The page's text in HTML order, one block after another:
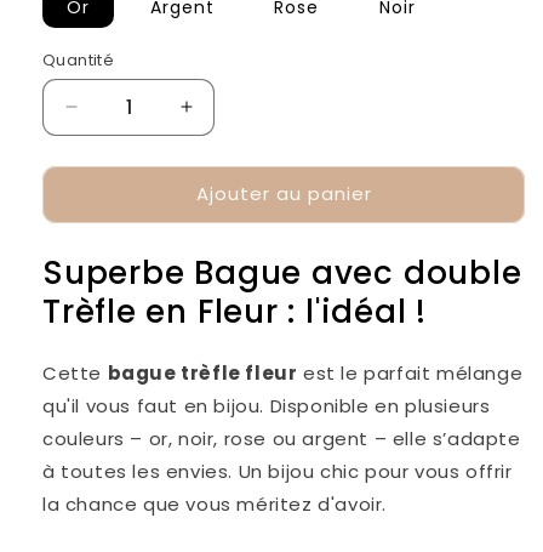
Or Argent Rose Noir
Quantité
Réduire
la
quantité
Bague
Fleur
Augmenter
la
quantité
de
Bague
Fleur
Ajouter au panier
Superbe Bague avec double
Trèfle en Fleur : l'idéal !
Cette bague trèfle fleur est le parfait mélange
qu'il vous faut en bijou. Disponible en plusieurs
couleurs – or, noir, rose ou argent – elle s’adapte
à toutes les envies. Un bijou chic pour vous offrir
la chance que vous méritez d'avoir.